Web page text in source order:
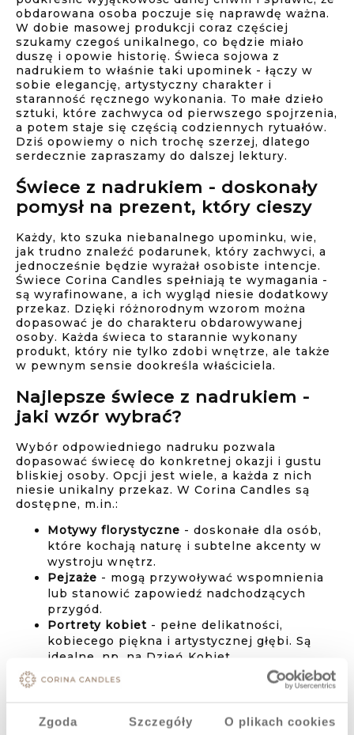
Zgoda Szczegóły O plikach cookies
obdarowana osoba poczuje się naprawdę ważna.
W dobie masowej produkcji coraz częściej
szukamy czegoś unikalnego, co będzie miało
duszę i opowie historię. Świeca sojowa z
nadrukiem to właśnie taki upominek - łączy w
sobie elegancję, artystyczny charakter i
staranność ręcznego wykonania. To małe dzieło
sztuki, które zachwyca od pierwszego spojrzenia,
a potem staje się częścią codziennych rytuałów.
Dziś opowiemy o nich trochę szerzej, dlatego
serdecznie zapraszamy do dalszej lektury.
Świece z nadrukiem - doskonały
pomysł na prezent, który cieszy
Każdy, kto szuka niebanalnego upominku, wie,
jak trudno znaleźć podarunek, który zachwyci, a
jednocześnie będzie wyrażał osobiste intencje.
Świece Corina Candles spełniają te wymagania -
są wyrafinowane, a ich wygląd niesie dodatkowy
przekaz. Dzięki różnorodnym wzorom można
dopasować je do charakteru obdarowywanej
osoby. Każda świeca to starannie wykonany
produkt, który nie tylko zdobi wnętrze, ale także
w pewnym sensie dookreśla właściciela.
Najlepsze świece z nadrukiem -
jaki wzór wybrać?
Wybór odpowiedniego nadruku pozwala
dopasować świecę do konkretnej okazji i gustu
bliskiej osoby. Opcji jest wiele, a każda z nich
niesie unikalny przekaz. W Corina Candles są
dostępne, m.in.:
Motywy florystyczne - doskonałe dla osób,
które kochają naturę i subtelne akcenty w
wystroju wnętrz.
Pejzaże - mogą przywoływać wspomnienia
lub stanowić zapowiedź nadchodzących
przygód.
Portrety kobiet - pełne delikatności,
kobiecego piękna i artystycznej głębi. Są
idealne, np. na Dzień Kobiet.
minimalistycznych przestrzeni, wielbicieli
Motywy religijne- dla tych, którzy chcą